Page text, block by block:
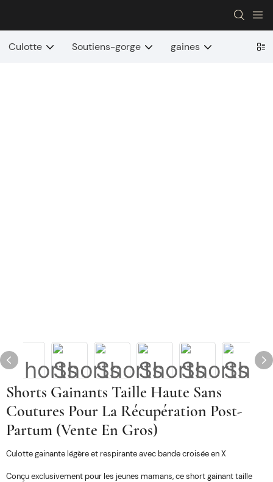
Culotte Soutiens-gorge gaines
Shorts Gainants Taille Haute Sans
Coutures Pour La Récupération Post-
Partum (vente En Gros)
Culotte gainante légère et respirante avec bande croisée en X
Conçu exclusivement pour les jeunes mamans, ce short gainant taille